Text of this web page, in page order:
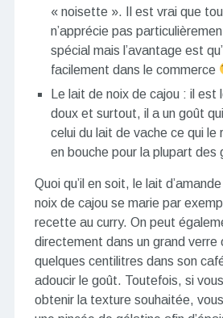
« noisette ». Il est vrai que
n’apprécie pas
spécial mais l’avantage est
facilement dans le commerce
Le lait de noix de cajou : il est
doux et surtout, il a un goût
celui du lait de vache ce qui le
en bouche pour la plupart des
Quoi qu’il en soit, le lait
noix de cajou se marie par
recette au curry. On peut
directement dans un grand verre
quelques centilitres dans son
adoucir le goût. Toutefois, si
obtenir la texture souhaitée,